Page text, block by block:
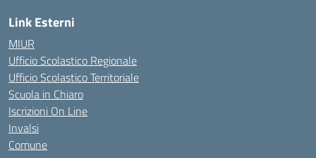
Link Esterni
MIUR
Ufficio Scolastico Regionale
Ufficio Scolastico Territoriale
Scuola in Chiaro
Iscrizioni On Line
Invalsi
Comune